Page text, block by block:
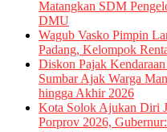
Matangkan SDM
DMU
Wagub Vasko Pimpin
Padang, Kelompok
Diskon Pajak
Sumbar Ajak Warga
hingga Akhir 2026
Kota Solok Ajukan Diri
Porprov 2026,